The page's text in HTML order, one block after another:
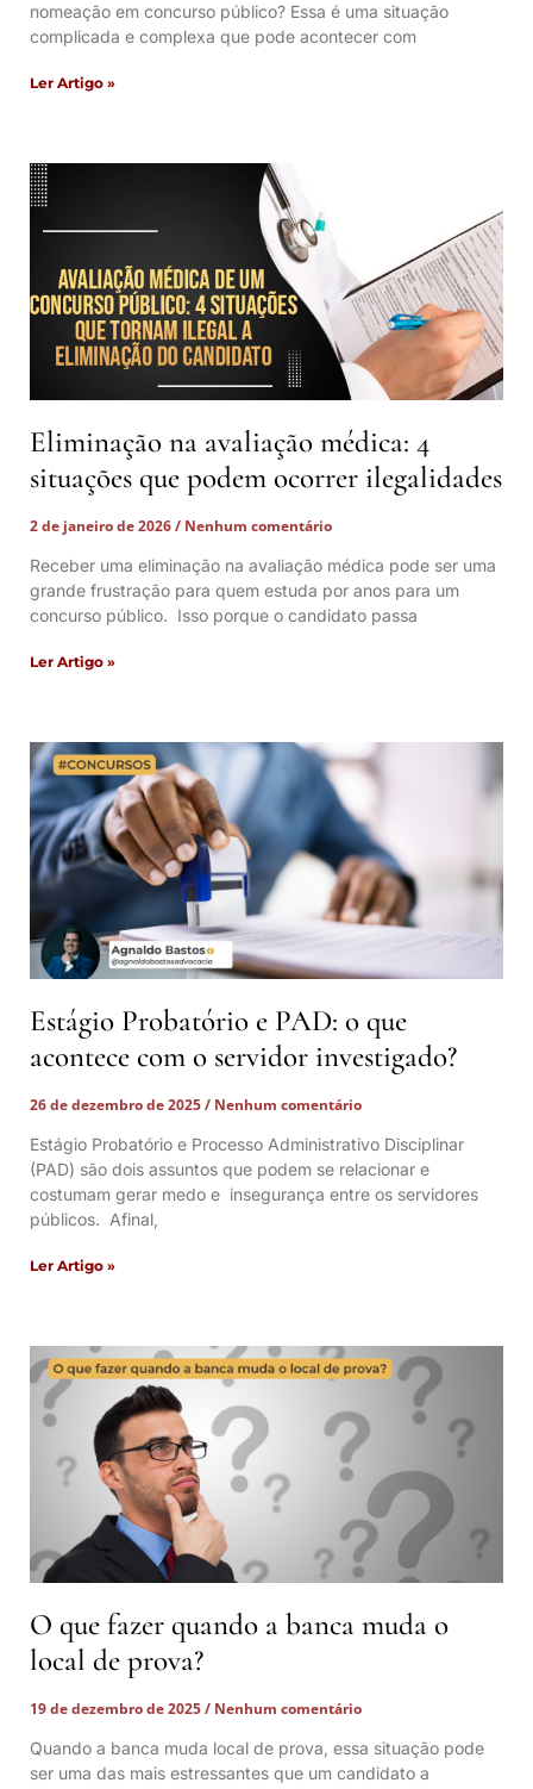
nomeação em concurso público? Essa é uma situação
complicada e complexa que pode acontecer com
Ler Artigo »
Eliminação na avaliação médica: 4
situações que podem ocorrer ilegalidades
2 de janeiro de 2026
Nenhum comentário
Receber uma eliminação na avaliação médica pode ser uma
grande frustração para quem estuda por anos para um
concurso público. Isso porque o candidato passa
Ler Artigo »
Estágio Probatório e PAD: o que
acontece com o servidor investigado?
26 de dezembro de 2025
Nenhum comentário
Estágio Probatório e Processo Administrativo Disciplinar
(PAD) são dois assuntos que podem se relacionar e
costumam gerar medo e insegurança entre os servidores
públicos. Afinal,
Ler Artigo »
O que fazer quando a banca muda o
local de prova?
19 de dezembro de 2025
Nenhum comentário
Quando a banca muda local de prova, essa situação pode
ser uma das mais estressantes que um candidato a